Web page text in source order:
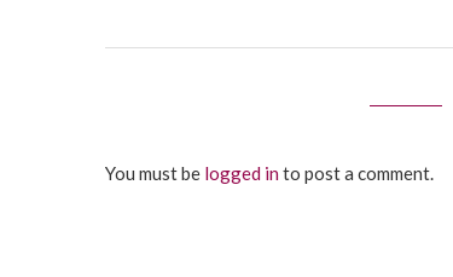
You must be logged into post a comment.